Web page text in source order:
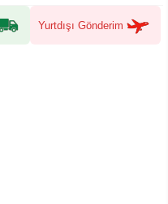
Yurtdışı Gönderim